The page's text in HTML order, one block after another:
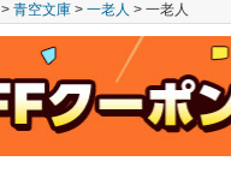
青空文庫 一老人 一老人